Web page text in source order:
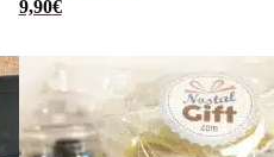
9,90€